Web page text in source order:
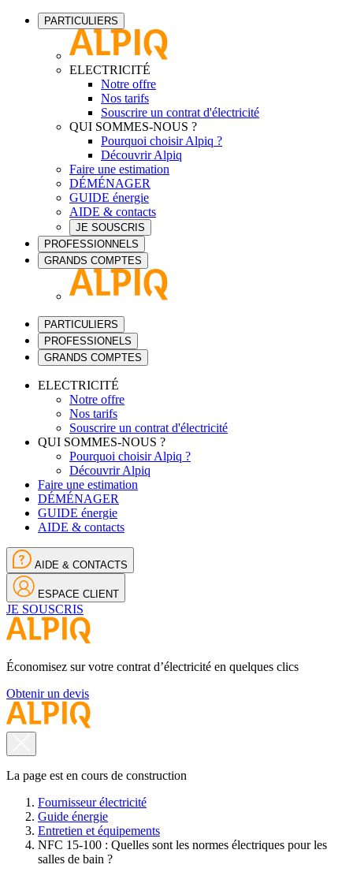
PARTICULIERS
ELECTRICITÉ
Notre offre
Nos tarifs
Souscrire un contrat d'électricité
QUI SOMMES-NOUS ?
Pourquoi choisir Alpiq ?
Découvrir Alpiq
Faire une estimation
DÉMÉNAGER
GUIDE énergie
AIDE & contacts
JE SOUSCRIS
PROFESSIONNELS
GRANDS COMPTES
PARTICULIERS
PROFESSIONELS
GRANDS COMPTES
ELECTRICITÉ
Notre offre
Nos tarifs
Souscrire un contrat d'électricité
QUI SOMMES-NOUS ?
Pourquoi choisir Alpiq ?
Découvrir Alpiq
Faire une estimation
DÉMÉNAGER
GUIDE énergie
AIDE & contacts
AIDE & CONTACTS
ESPACE CLIENT
JE SOUSCRIS
Économisez sur votre contrat d’électricité en quelques clics
Obtenir un devis
La page est en cours de construction
Fournisseur électricité
Guide énergie
Entretien et équipements
NFC 15-100 : Quelles sont les normes électriques pour les
salles de bain ?